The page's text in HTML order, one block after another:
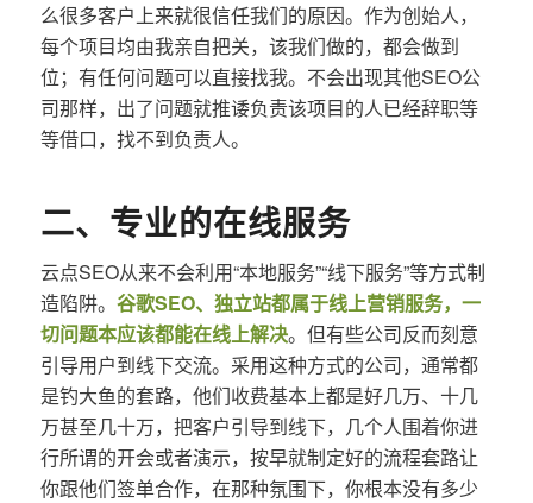
么很多客户上来就很信任我们的原因。作为创始人，
每个项目均由我亲自把关，该我们做的，都会做到
位；有任何问题可以直接找我。不会出现其他SEO公
司那样，出了问题就推诿负责该项目的人已经辞职等
等借口，找不到负责人。
二、专业的在线服务
云点SEO从来不会利用“本地服务”“线下服务”等方式制
造陷阱。 谷歌SEO、独立站都属于线上营销服务，一
切问题本应该都能在线上解决。但有些公司反而刻意
引导用户到线下交流。采用这种方式的公司，通常都
是钓大鱼的套路，他们收费基本上都是好几万、十几
万甚至几十万，把客户引导到线下，几个人围着你进
行所谓的开会或者演示，按早就制定好的流程套路让
你跟他们签单合作，在那种氛围下，你根本没有多少